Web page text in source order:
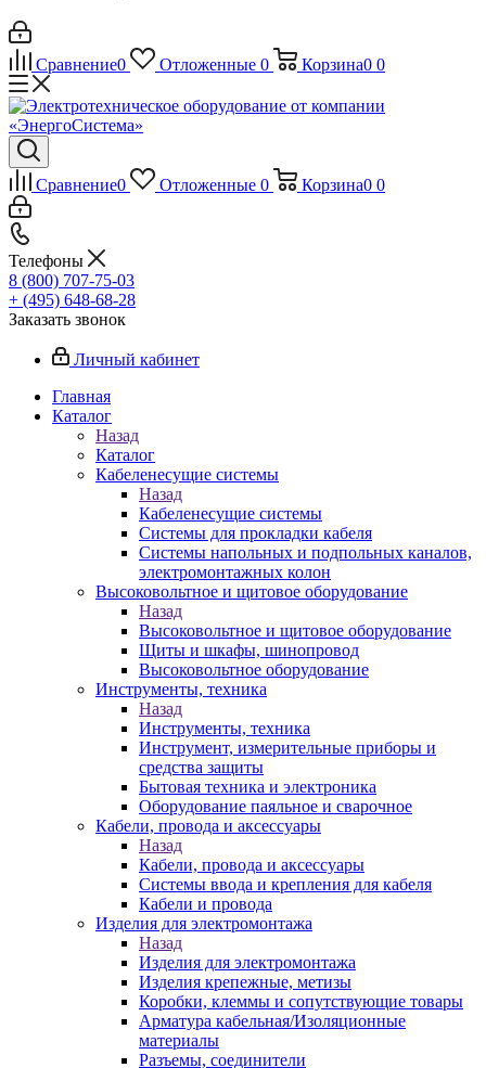
Сравнение0 Отложенные 0 Корзина0 0
Сравнение0 Отложенные 0 Корзина0 0
Телефоны
8 (800) 707-75-03
+ (495) 648-68-28
Заказать звонок
Личный кабинет
Главная
Каталог
Назад
Каталог
Кабеленесущие системы
Назад
Кабеленесущие системы
Системы для прокладки кабеля
Системы напольных и подпольных каналов,
электромонтажных колон
Высоковольтное и щитовое оборудование
Назад
Высоковольтное и щитовое оборудование
Щиты и шкафы, шинопровод
Высоковольтное оборудование
Инструменты, техника
Назад
Инструменты, техника
Инструмент, измерительные приборы и
средства защиты
Бытовая техника и электроника
Оборудование паяльное и сварочное
Кабели, провода и аксессуары
Назад
Кабели, провода и аксессуары
Системы ввода и крепления для кабеля
Кабели и провода
Изделия для электромонтажа
Назад
Изделия для электромонтажа
Изделия крепежные, метизы
Коробки, клеммы и сопутствующие товары
Арматура кабельная/Изоляционные
материалы
Разъемы, соединители